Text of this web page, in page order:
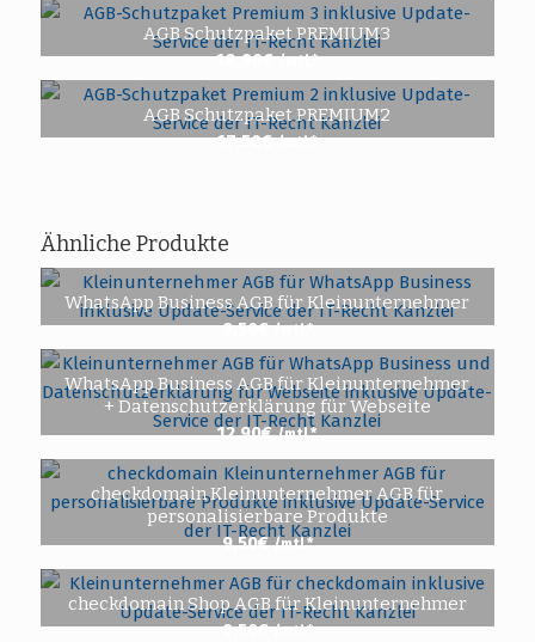
AGB Schutzpaket PREMIUM3
18,90€ /mtl.*
AGB Schutzpaket PREMIUM2
17,50€ /mtl.*
Ähnliche Produkte
WhatsApp Business AGB für Kleinunternehmer
9,50€ /mtl.*
WhatsApp Business AGB für Kleinunternehmer
+ Datenschutzerklärung für Webseite
12,90€ /mtl.*
checkdomain Kleinunternehmer AGB für
personalisierbare Produkte
9,50€ /mtl.*
checkdomain Shop AGB für Kleinunternehmer
9,50€ /mtl.*